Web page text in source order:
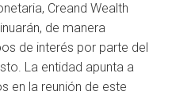
Creand Wealth
de manera
de interés por parte del
La entidad apunta a
en la reunión de este